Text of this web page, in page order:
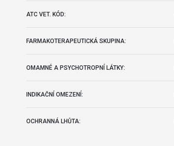
ATC VET. KÓD:
FARMAKOTERAPEUTICKÁ SKUPINA:
OMAMNÉ A PSYCHOTROPNÍ LÁTKY:
INDIKAČNÍ OMEZENÍ:
OCHRANNÁ LHŮTA: